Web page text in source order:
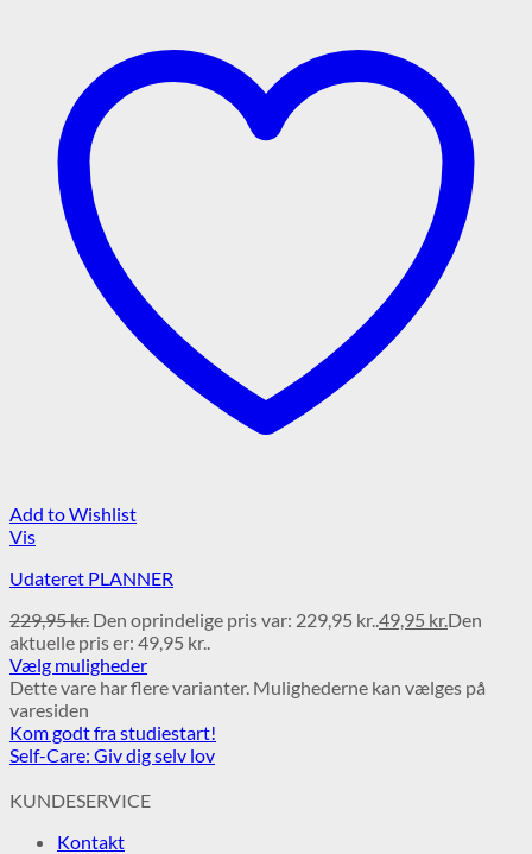
Add to Wishlist
Vis
Udateret PLANNER
229,95kr. Den oprindelige pris var: 229,95 kr..49,95 kr.Den
aktuelle pris er: 49,95 kr..
Vælg muligheder
Dette vare har flere varianter. Mulighederne kan vælges på
varesiden
Kom godt fra studiestart!
Self-Care: Giv dig selv lov
KUNDESERVICE
Kontakt